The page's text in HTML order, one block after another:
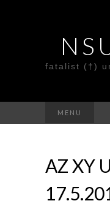
fatalist (†)
MENU
AZ XY